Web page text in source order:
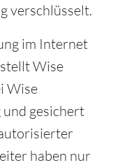
verschlüsselt.
im Internet
Wise
Wise
und gesichert
haben nur